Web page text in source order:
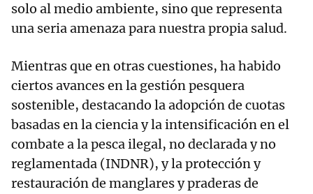
solo al medio ambiente, sino que representa
una seria amenaza para nuestra propia salud.
Mientras que en otras cuestiones, ha habido
ciertos avances en la gestión pesquera
sostenible, destacando la adopción de cuotas
basadas en la ciencia y la intensificación en el
combate a la pesca ilegal, no declarada y no
reglamentada (INDNR), y la protección y
restauración de manglares y praderas de